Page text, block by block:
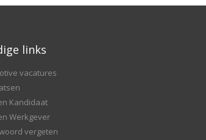
links
vacatures
Kandidaat
Werkgever
vergeten